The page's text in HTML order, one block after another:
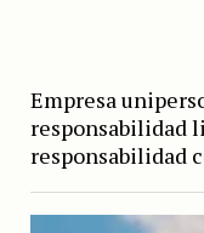
Empresa
responsabilidad
responsabilidad